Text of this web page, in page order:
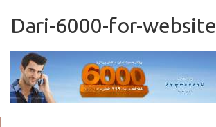
Dari-6000-for-website